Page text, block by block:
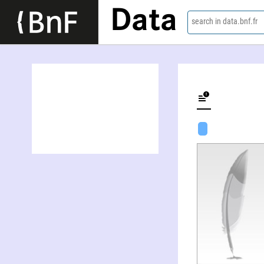
Data search in data.bnf.fr